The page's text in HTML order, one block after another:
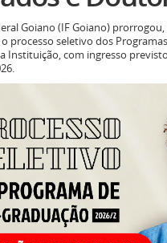
processo seletivo dos
Instituição, com ingresso